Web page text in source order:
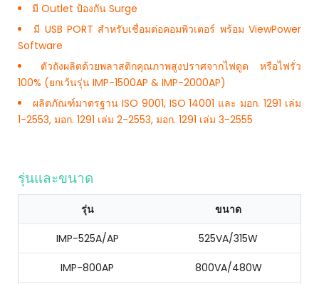
มี Outlet ป้องกัน Surge
มี USB PORT สำหรับเชื่อมต่อคอมพิวเตอร์ พร้อม ViewPower
Software
ตัวถังผลิตด้วยพลาสติกคุณภาพสูงปราศจากไฟดูด หรือไฟรั่ว
100% (ยกเว้นรุ่น IMP-1500AP & IMP-2000AP)
ผลิตภัณฑ์มาตรฐาน ISO 9001, ISO 14001 และ มอก. 1291 เล่ม
1-2553, มอก. 1291 เล่ม 2-2553, มอก. 1291 เล่ม 3-2555
รุ่นและขนาด
รุ่น ขนาด
IMP-525A/AP 525VA/315W
IMP-800AP 800VA/480W